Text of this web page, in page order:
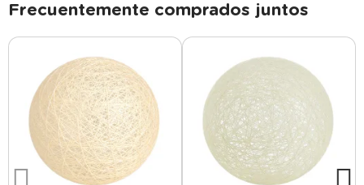
Frecuentemente comprados juntos